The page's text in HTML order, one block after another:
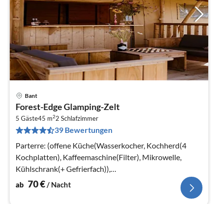
Bant
Forest-Edge Glamping-Zelt
5 Gäste45 m22 Schlafzimmer
39 Bewertungen
Parterre: (offene Küche(Wasserkocher, Kochherd(4
Kochplatten), Kaffeemaschine(Filter), Mikrowelle,
Kühlschrank(+ Gefrierfach)),
Wohn/Esszimmer(Sitzecke)
ab 70€/ Nacht